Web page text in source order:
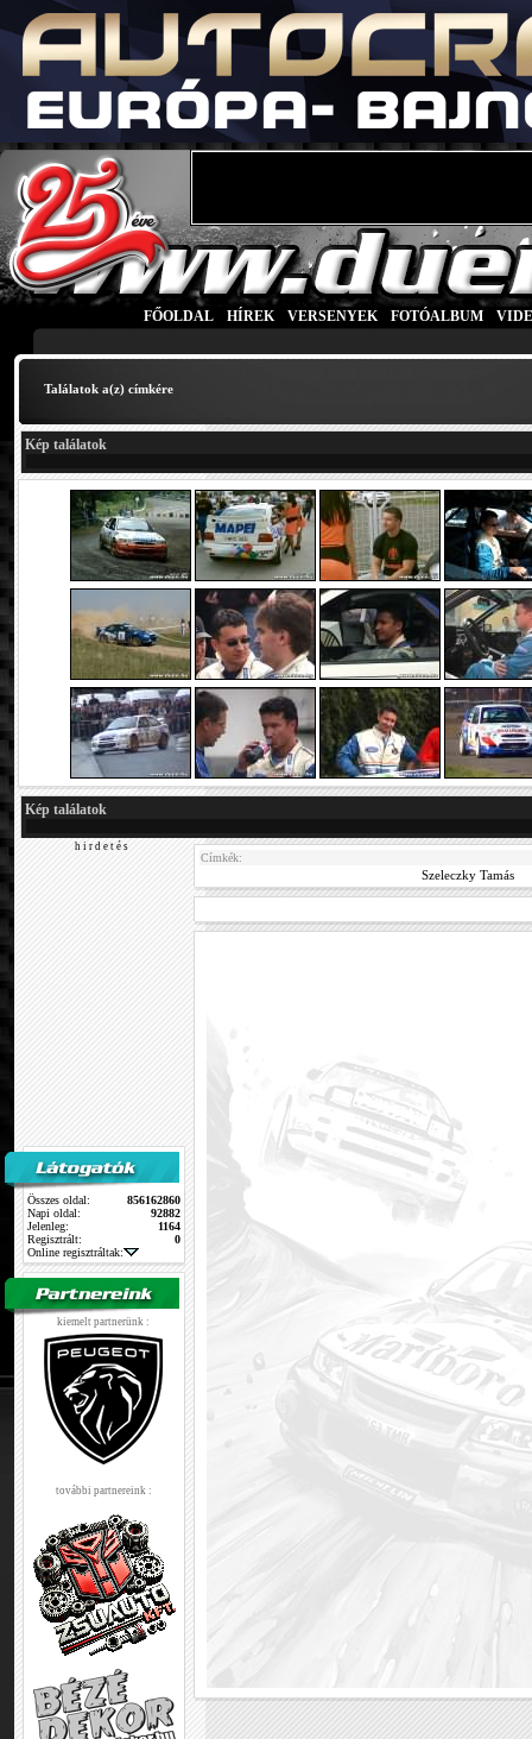
FŐOLDAL HÍREK VERSENYEK FOTÓALBUM
Találatok a(z)címkére
Kép találatok
Kép találatok
h i r d e t é s
Összes oldal:
856162860
Napi oldal:
92882
Jelenleg:
1164
Regisztrált:
0
Online regisztráltak:
kiemelt partnerünk :
további partnereink :
Címkék:
Szeleczky Tamás